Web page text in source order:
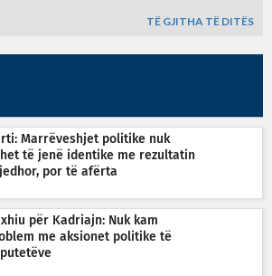
TË GJITHA TË DITËS
Marrëveshjet politike nuk
të jenë identike me rezultatin
por të afërta
për Kadriajn: Nuk kam
me aksionet politike të